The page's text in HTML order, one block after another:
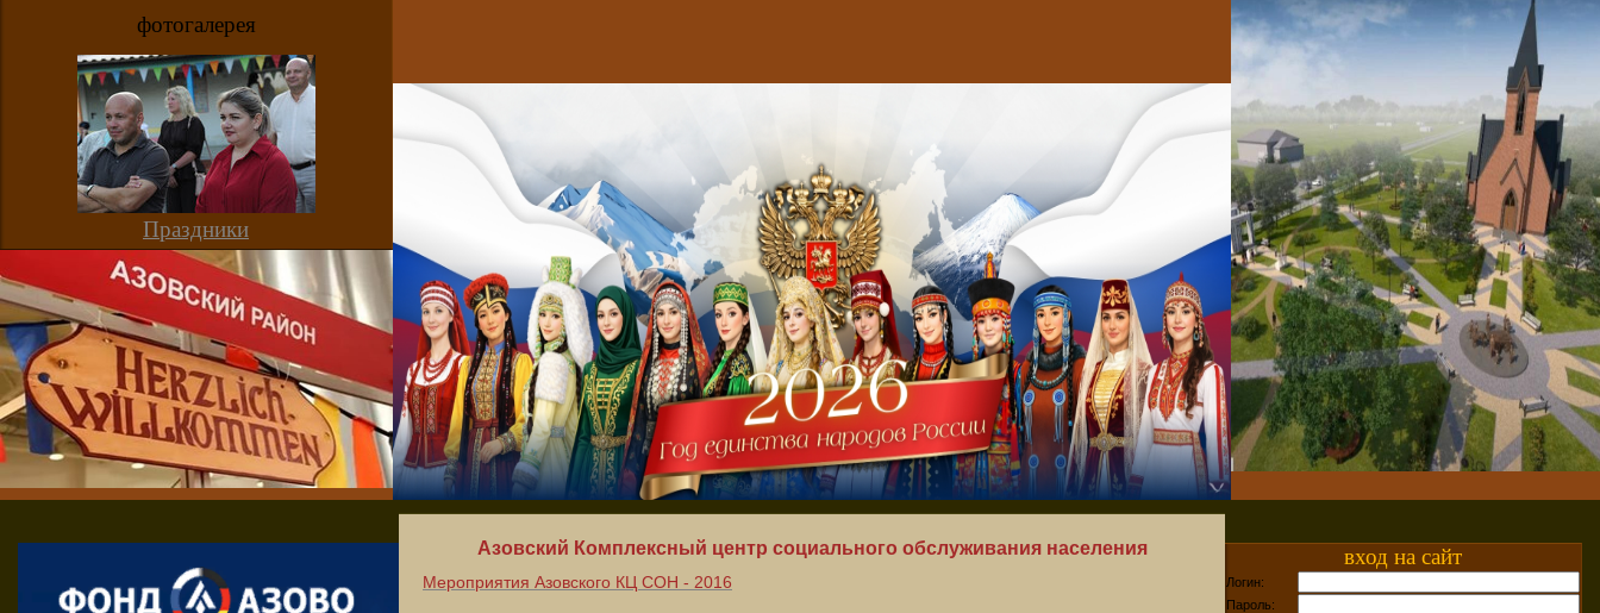
фотогалерея
Праздники
Азовский Комплексный центр социального обслуживания населения
Мероприятия Азовского КЦ СОН - 2016
вход на сайт
Логин:
Пароль: